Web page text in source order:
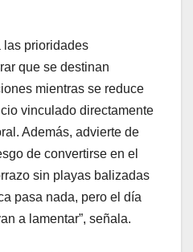
las prioridades
que se destinan
mientras se reduce
vinculado directamente
Además, advierte de
de convertirse en el
sin playas balizadas
pasa nada, pero el día
a lamentar”, señala.